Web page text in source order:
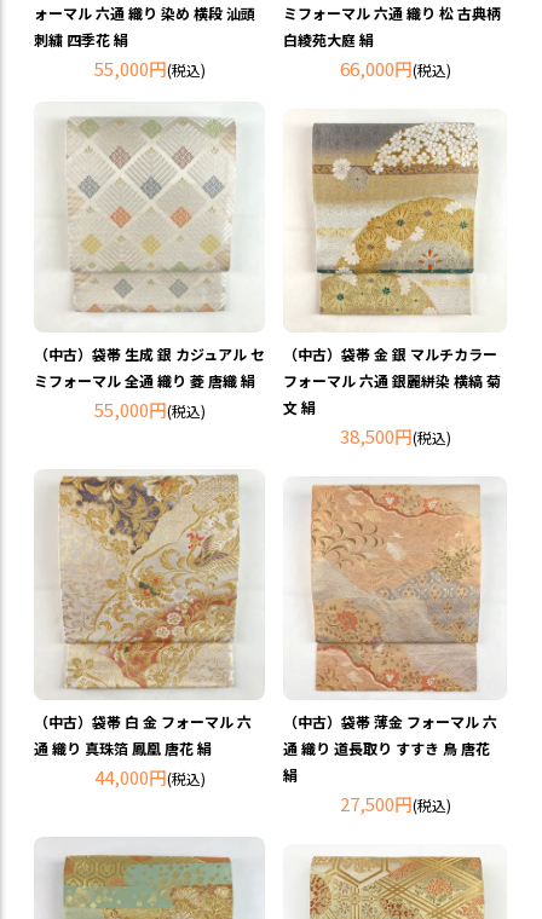
ォーマル 六通 織り 染め 横段 汕頭
刺繍 四季花 絹
55,000円(税込)
ミフォーマル 六通 織り 松 古典柄
白綾苑大庭 絹
66,000円(税込)
（中古）袋帯 生成 銀 カジュアル セ
ミフォーマル 全通 織り 菱 唐織 絹
55,000円(税込)
（中古）袋帯 金 銀 マルチカラー
フォーマル 六通 銀麗絣染 横縞 菊
文 絹
38,500円(税込)
（中古）袋帯 白 金 フォーマル 六
通 織り 真珠箔 鳳凰 唐花 絹
44,000円(税込)
（中古）袋帯 薄金 フォーマル 六
通 織り 道長取り すすき 鳥 唐花
絹
27,500円(税込)